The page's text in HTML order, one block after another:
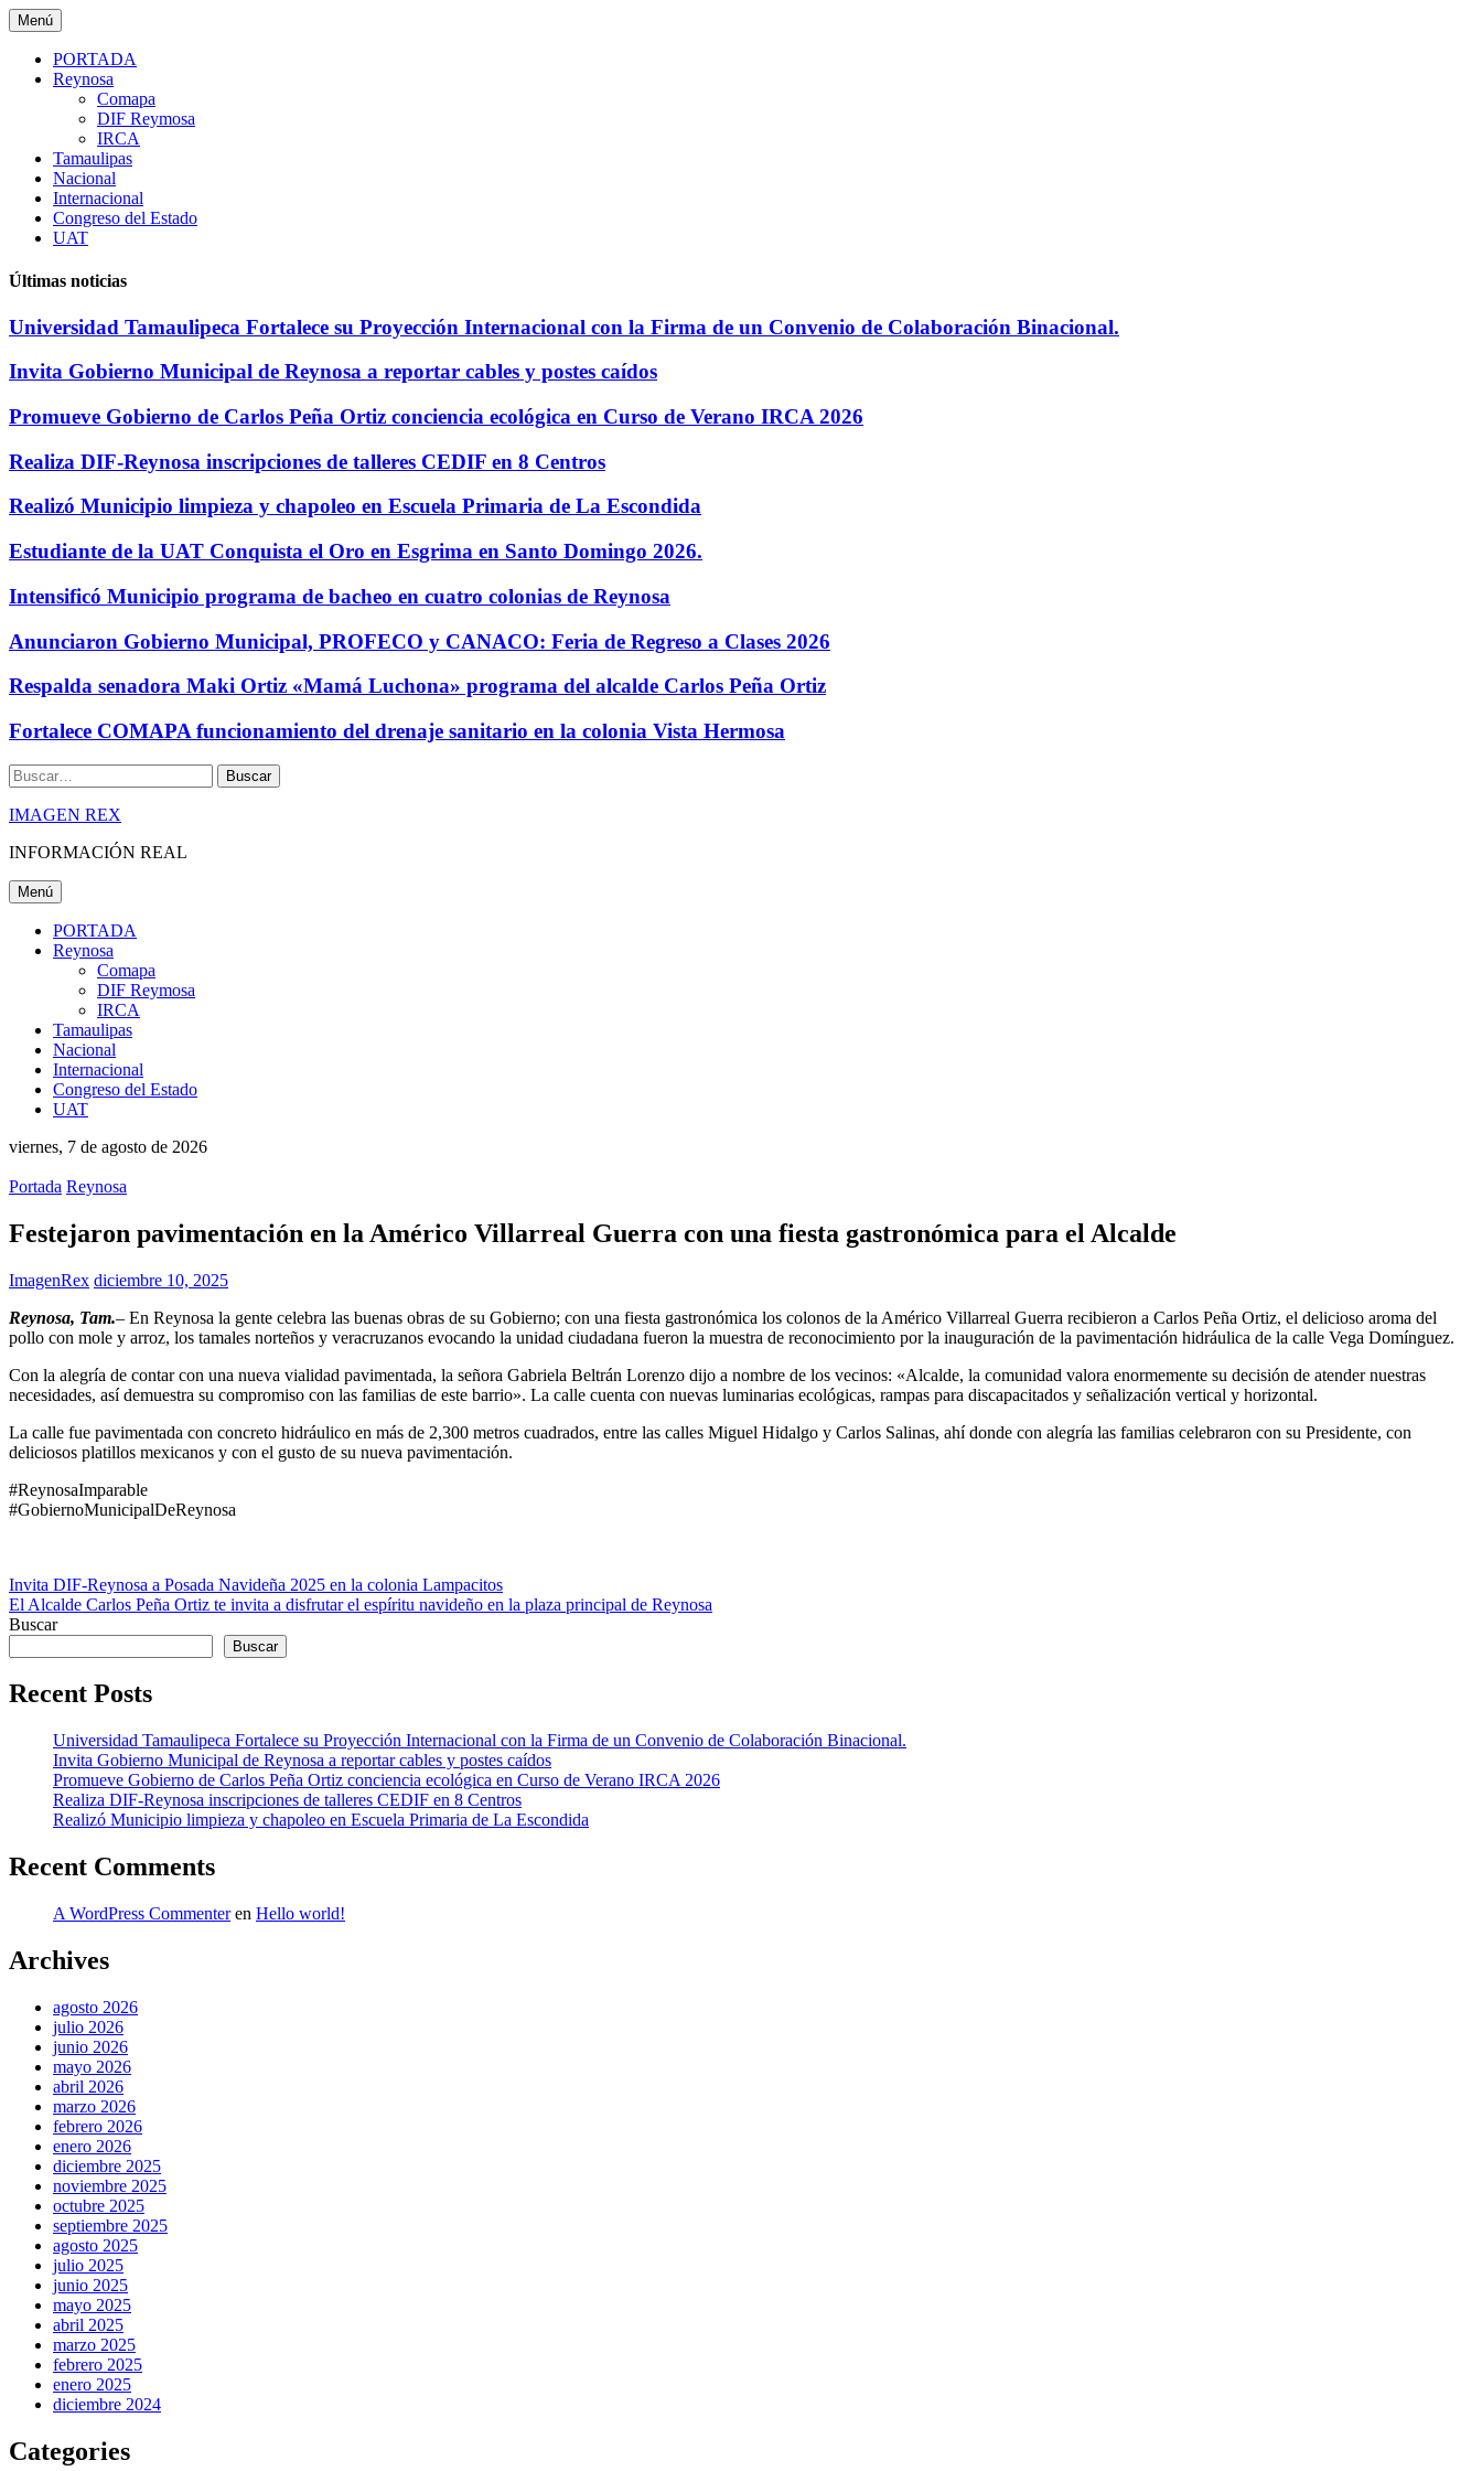
Saltar
al
contenido
Menú
PORTADA
Reynosa
Comapa
DIF Reymosa
IRCA
Tamaulipas
Nacional
Internacional
Congreso del Estado
UAT
Últimas noticias
Universidad Tamaulipeca Fortalece su Proyección Internacional con la Firma de un Convenio de Colaboración Binacional.
Invita Gobierno Municipal de Reynosa a reportar cables y postes caídos
Promueve Gobierno de Carlos Peña Ortiz conciencia ecológica en Curso de Verano IRCA 2026
Realiza DIF-Reynosa inscripciones de talleres CEDIF en 8 Centros
Realizó Municipio limpieza y chapoleo en Escuela Primaria de La Escondida
Estudiante de la UAT Conquista el Oro en Esgrima en Santo Domingo 2026.
Intensificó Municipio programa de bacheo en cuatro colonias de Reynosa
Anunciaron Gobierno Municipal, PROFECO y CANACO: Feria de Regreso a Clases 2026
Respalda senadora Maki Ortiz «Mamá Luchona» programa del alcalde Carlos Peña Ortiz
Fortalece COMAPA funcionamiento del drenaje sanitario en la colonia Vista Hermosa
Buscar
IMAGEN REX
INFORMACIÓN REAL
Menú
PORTADA
Reynosa
Comapa
DIF Reymosa
IRCA
Tamaulipas
Nacional
Internacional
Congreso del Estado
UAT
viernes, 7 de agosto de 2026
Portada Reynosa
Festejaron pavimentación en la Américo Villarreal Guerra con una fiesta gastronómica para el Alcalde
ImagenRex diciembre 10, 2025
Reynosa, Tam.– En Reynosa la gente celebra las buenas obras de su Gobierno; con una fiesta gastronómica los colonos de la Américo Villarreal Guerra recibieron a Carlos Peña Ortiz, el delicioso aroma del
pollo con mole y arroz, los tamales norteños y veracruzanos evocando la unidad ciudadana fueron la muestra de reconocimiento por la inauguración de la pavimentación hidráulica de la calle Vega Domínguez.
Con la alegría de contar con una nueva vialidad pavimentada, la señora Gabriela Beltrán Lorenzo dijo a nombre de los vecinos: «Alcalde, la comunidad valora enormemente su decisión de atender nuestras
necesidades, así demuestra su compromiso con las familias de este barrio». La calle cuenta con nuevas luminarias ecológicas, rampas para discapacitados y señalización vertical y horizontal.
La calle fue pavimentada con concreto hidráulico en más de 2,300 metros cuadrados, entre las calles Miguel Hidalgo y Carlos Salinas, ahí donde con alegría las familias celebraron con su Presidente, con
deliciosos platillos mexicanos y con el gusto de su nueva pavimentación.
#ReynosaImparable
#GobiernoMunicipalDeReynosa
Navegación
de
Invita DIF-Reynosa a Posada Navideña 2025 en la colonia Lampacitos
El Alcalde Carlos Peña Ortiz te invita a disfrutar el espíritu navideño en la plaza principal de Reynosa
Buscar
Buscar
Recent Posts
Universidad Tamaulipeca Fortalece su Proyección Internacional con la Firma de un Convenio de Colaboración Binacional.
Invita Gobierno Municipal de Reynosa a reportar cables y postes caídos
Promueve Gobierno de Carlos Peña Ortiz conciencia ecológica en Curso de Verano IRCA 2026
Realiza DIF-Reynosa inscripciones de talleres CEDIF en 8 Centros
Realizó Municipio limpieza y chapoleo en Escuela Primaria de La Escondida
Recent Comments
A WordPress Commenteren Hello world!
Archives
agosto 2026
julio 2026
junio 2026
mayo 2026
abril 2026
marzo 2026
febrero 2026
enero 2026
diciembre 2025
noviembre 2025
octubre 2025
septiembre 2025
agosto 2025
julio 2025
junio 2025
mayo 2025
abril 2025
marzo 2025
febrero 2025
enero 2025
diciembre 2024
Categories